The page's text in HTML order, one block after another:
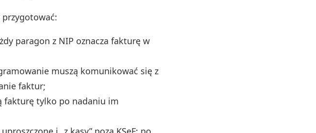
paragon z NIP oznacza fakturę w
muszą komunikować się z
faktur;
fakturę tylko po nadaniu im